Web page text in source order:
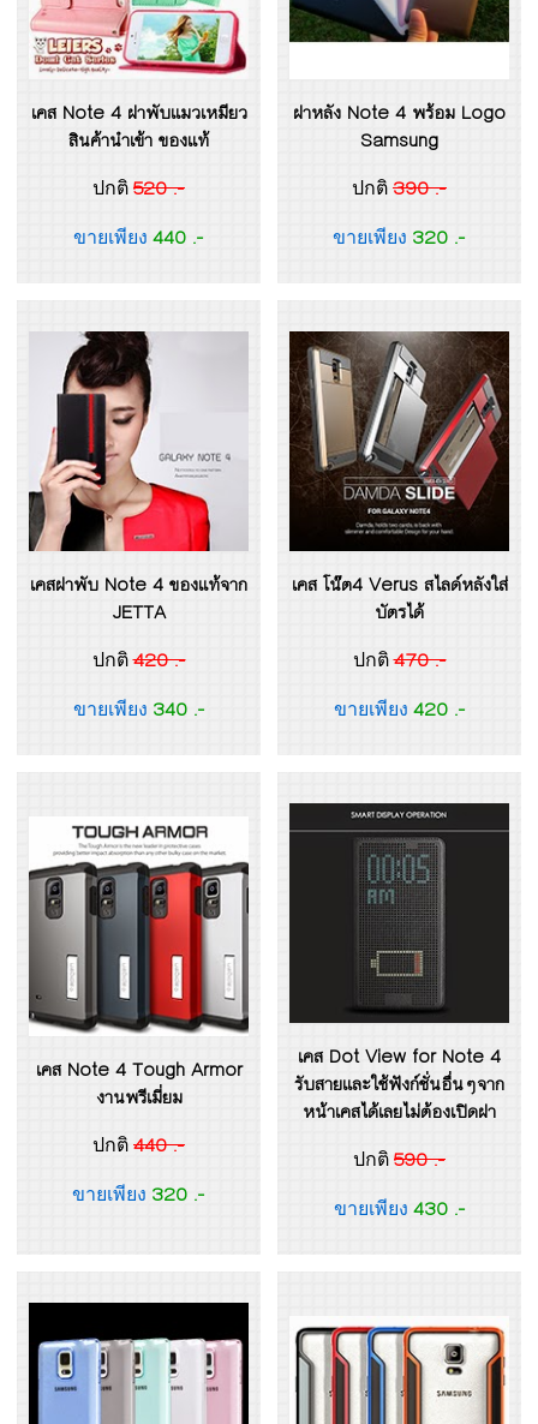
เคส Note 4 ฝาพับแมวเหมียว
สินค้านำเข้า ของแท้
ปกติ 520 .-
ขายเพียง 440 .-
ฝาหลัง Note 4 พร้อม Logo
Samsung
ปกติ 390 .-
ขายเพียง 320 .-
เคสฝาพับ Note 4 ของแท้จาก
JETTA
ปกติ420 .-
ขายเพียง 340 .-
เคส โน๊ต4 Verus สไลด์หลังใส่
บัตรได้
ปกติ470 .-
ขายเพียง 420 .-
เคส Note 4 Tough Armor
งานพรีเมี่ยม
ปกติ 440 .-
ขายเพียง 320 .-
เคส Dot View for Note 4
รับสายและใช้ฟังก์ชั่นอื่นๆจาก
หน้าเคสได้เลยไม่ต้องเปิดฝา
ปกติ 590 .-
ขายเพียง 430 .-